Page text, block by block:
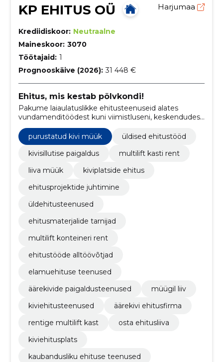
KP EHITUS OÜ Harjumaa
Krediidiskoor: Neutraalne
Maineskoor: 3070
Töötajaid: 1
Prognooskäive (2026): 31 448 €
Ehitus, mis kestab põlvkondi!
Pakume laiaulatuslikke ehitusteenuseid alates
vundamenditöödest kuni viimistluseni, keskendudes
sise- ja välisviimistlusele, hoovade rajamisele ning
elamuehitusele.
purustatud kivi müük
üldised ehitustööd
kivisillutise paigaldus
multilift kasti rent
liiva müük
kiviplatside ehitus
ehitusprojektide juhtimine
üldehitusteenused
ehitusmaterjalide tarnijad
multilift konteineri rent
ehitustööde alltöövõtjad
elamuehituse teenused
äärekivide paigaldusteenused
müügil liiv
kiviehitusteenused
äärekivi ehitusfirma
rentige multilift kast
osta ehitusliiva
kiviehitusplats
kaubandusliku ehituse teenused